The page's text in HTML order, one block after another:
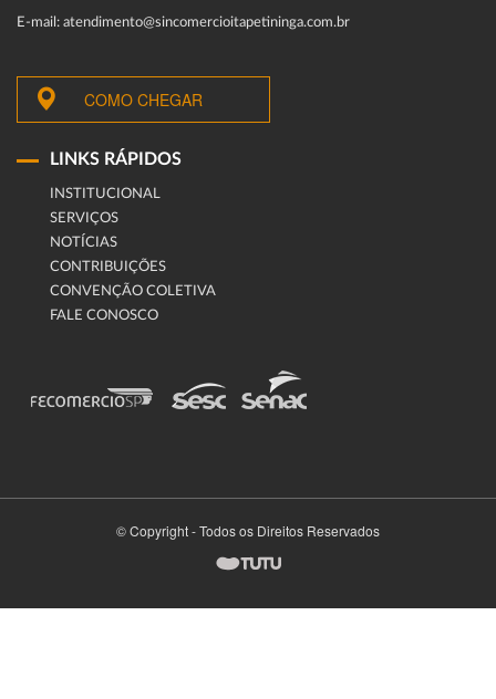
E-mail: atendimento@sincomercioitapetininga.com.br
COMO CHEGAR
LINKS RÁPIDOS
INSTITUCIONAL
SERVIÇOS
NOTÍCIAS
CONTRIBUIÇÕES
CONVENÇÃO COLETIVA
FALE CONOSCO
© Copyright - Todos os Direitos Reservados